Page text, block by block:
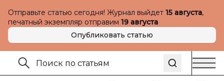
Отправьте статью сегодня! Журнал выйдет 15 августа,
печатный экземпляр отправим 19 августа
Опубликовать статью